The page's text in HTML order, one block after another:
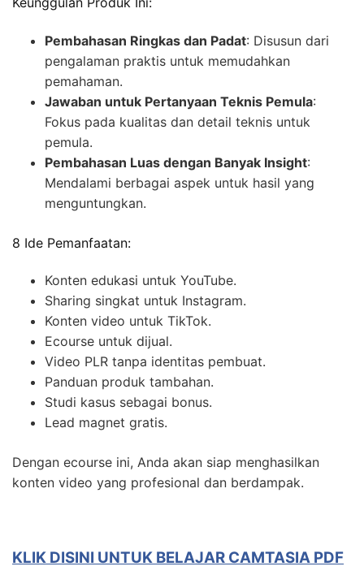
Pembahasan Ringkas dan Padat: Disusun dari
pengalaman praktis untuk memudahkan
pemahaman.
Jawaban untuk Pertanyaan Teknis Pemula:
Fokus pada kualitas dan detail teknis untuk
pemula.
Pembahasan Luas dengan Banyak Insight:
Mendalami berbagai aspek untuk hasil yang
menguntungkan.
8 Ide Pemanfaatan:
Konten edukasi untuk YouTube.
Sharing singkat untuk Instagram.
Konten video untuk TikTok.
Ecourse untuk dijual.
Video PLR tanpa identitas pembuat.
Panduan produk tambahan.
Studi kasus sebagai bonus.
Lead magnet gratis.
Dengan ecourse ini, Anda akan siap menghasilkan
konten video yang profesional dan berdampak.
KLIK DISINI UNTUK BELAJAR CAMTASIA PDF